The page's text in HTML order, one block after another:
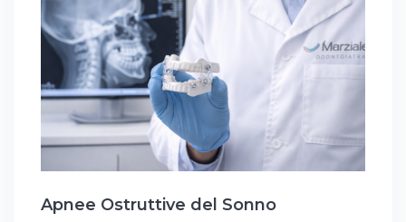
Apnee Ostruttive del Sonno